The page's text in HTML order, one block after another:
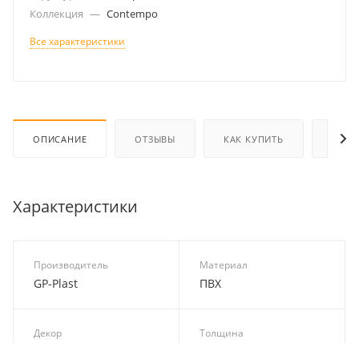
Коллекция — Contempo
Все характеристики
ОПИСАНИЕ ОТЗЫВЫ КАК КУПИТЬ
Характеристики
Производитель
GP-Plast
Материал
ПВХ
Декор Толщина